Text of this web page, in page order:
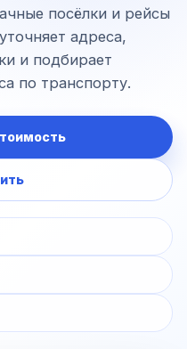
посёлки и рейсы
адреса,
и подбирает
по транспорту.